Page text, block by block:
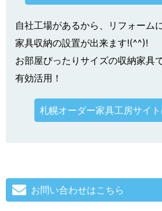
自社工場があるから、リフォーム
家具収納の設置が出来ます!(^^)!
お部屋ぴったりサイズの収納家具
有効活用！
札幌オーダー家具工房サイ
お問い合わせはこちら